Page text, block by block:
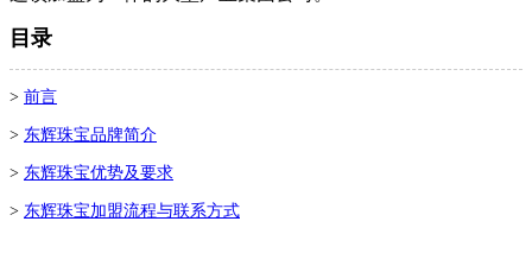
目录
> 前言
> 东辉珠宝品牌简介
> 东辉珠宝优势及要求
> 东辉珠宝加盟流程与联系方式